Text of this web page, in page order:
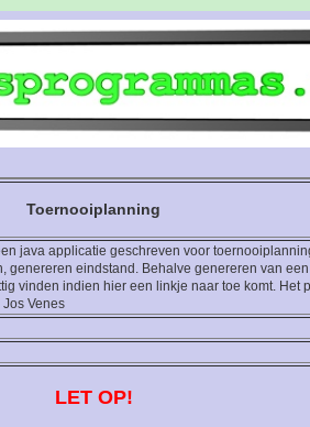
Toernooiplanning
java applicatie geschreven voor
genereren eindstand. Behalve genereren van
vinden indien hier een linkje naar toe komt. Het
Venes
LET OP!